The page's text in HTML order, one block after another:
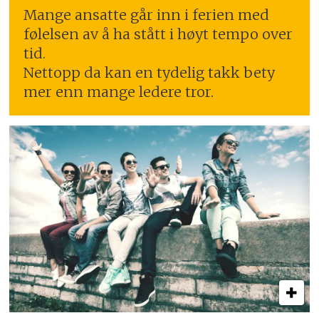
Mange ansatte går inn i ferien med
følelsen av å ha stått i høyt tempo over
tid.
Nettopp da kan en tydelig takk bety
mer enn mange ledere tror.